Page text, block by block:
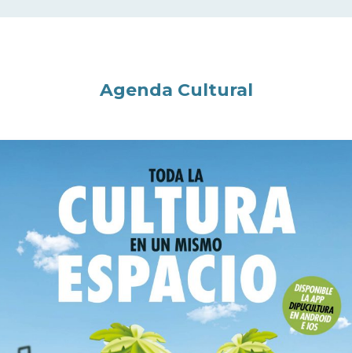
Agenda Cultural